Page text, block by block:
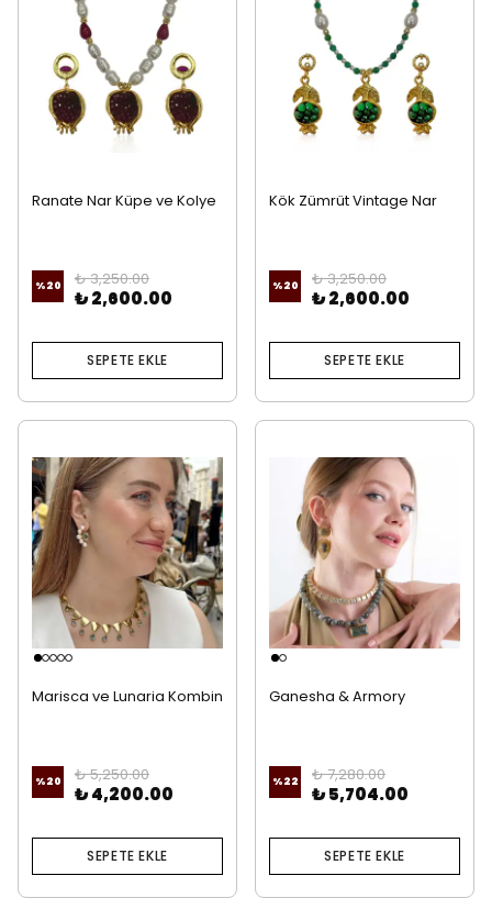
Ranate Nar Küpe ve Kolye
%20 ₺ 3,250.00
₺ 2,600.00
SEPETE EKLE
Kök Zümrüt Vintage Nar
%20 ₺ 3,250.00
₺ 2,600.00
SEPETE EKLE
Marisca ve Lunaria Kombin
%20 ₺ 5,250.00
₺ 4,200.00
SEPETE EKLE
Ganesha & Armory
%22 ₺ 7,280.00
₺ 5,704.00
SEPETE EKLE